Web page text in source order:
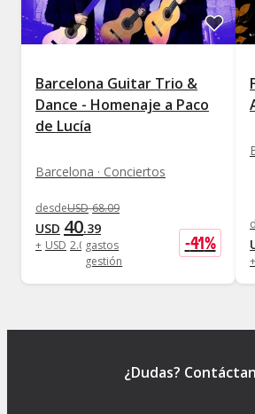
Barcelona Guitar Trio &
Dance - Homenaje a Paco
de Lucía
Barcelona · Conciertos
desdeUSD 68.09
USD 40.39
+ USD 2.08gastos
gestión
-41%
+
¿Dudas?